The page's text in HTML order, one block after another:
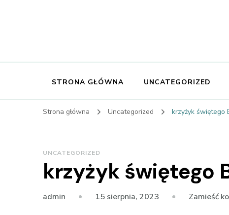
STRONA GŁÓWNA UNCATEGORIZED
Strona główna Uncategorized krzyżyk świętego
UNCATEGORIZED
krzyżyk świętego
admin 15 sierpnia, 2023 Zamieść